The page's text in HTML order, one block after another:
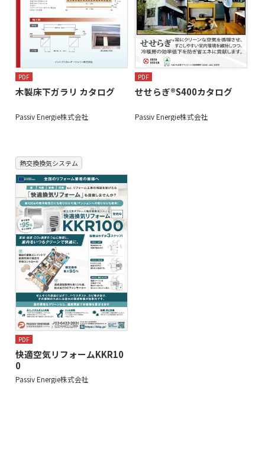
PDF
木製床下ガラリ カタログ
Passiv Energie株式会社
PDF
せせらぎ®S400カタログ
Passiv Energie株式会社
熱交換換気システム
PDF
快適空気リフォームKKR10
0
Passiv Energie株式会社